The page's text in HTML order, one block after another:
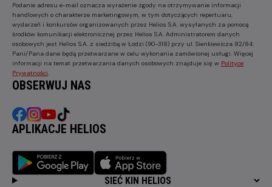
Podanie adresu e-mail oznacza wyrażenie zgody na otrzymywanie informacji
handlowych o charakterze marketingowym, w tym dotyczących repertuaru,
wydarzeń i konkursów organizowanych przez Helios S.A. wysyłanych za pomocą
środków komunikacji elektronicznej przez Helios S.A. Administratorem danych
osobowych jest Helios S.A. z siedzibą w Łodzi (90-318) przy ul. Sienkiewicza 82/84.
Pani/Pana dane będą przetwarzane w celu wykonania zamówionej usługi. Więcej
informacji na temat przetwarzania danych osobowych znajduje się w Polityce
Prywatności
OBSERWUJ NAS
APLIKACJE HELIOS
SIEĆ KIN HELIOS